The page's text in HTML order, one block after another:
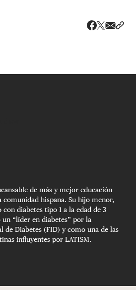
de más y mejor educación
comunidad hispana. Su hijo menor,
con diabetes tipo 1 a la edad de 3
“líder en diabetes” por la
de Diabetes (FID) y como una de las
influyentes por LATISM.